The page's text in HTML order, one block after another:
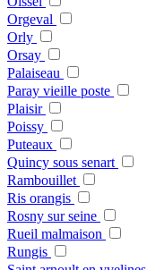
Orgeval
Orly
Orsay
Palaiseau
Paray vieille poste
Plaisir
Poissy
Puteaux
Quincy sous senart
Rambouillet
Ris orangis
Rosny sur seine
Rueil malmaison
Rungis